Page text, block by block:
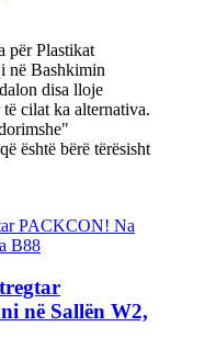
për Plastikat
në Bashkimin
disa lloje
cilat ka alternativa.
është bërë tërësisht
në Sallën W2,